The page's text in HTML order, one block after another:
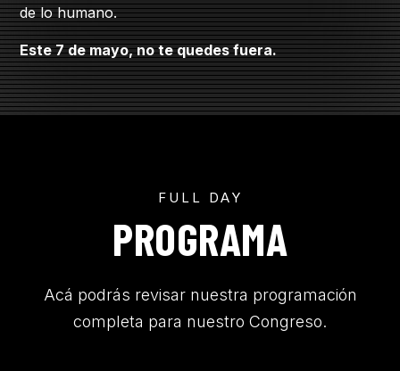
de lo humano.
Este 7 de mayo, no te quedes fuera.
FULL DAY
PROGRAMA
Acá podrás revisar nuestra programación
completa para nuestro Congreso.